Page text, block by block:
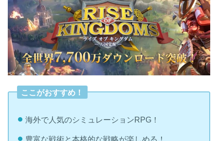
ここがおすすめ！
海外で人気のシミュレーションRPG！
豊富な戦術と本格的な戦略が楽しめる！